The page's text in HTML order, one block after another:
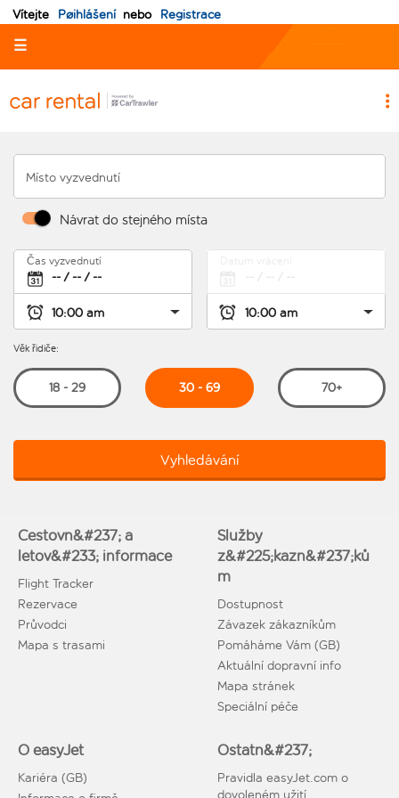
Vítejte Pøihlášení nebo Registrace
☰
Místo vyzvednutí
Návrat do stejného místa
Čas vyzvednutí
Věk řidiče:
18 - 29 30 - 69 70+
Vyhledávání
Cestovn&#237; a
letov&#233; informace
Flight Tracker
Rezervace
Průvodci
Mapa s trasami
Služby
z&#225;kazn&#237;ků
m
Dostupnost
Závazek zákazníkům
Pomáháme Vám (GB)
Aktuální dopravní info
Mapa stránek
Speciální péče
O easyJet
Kariéra (GB)
Ostatn&#237;
Pravidla easyJet.com o
dovoleném užití